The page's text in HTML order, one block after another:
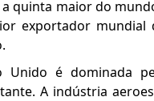
quinta maior do
exportador mundial
Unido é dominada
A indústria